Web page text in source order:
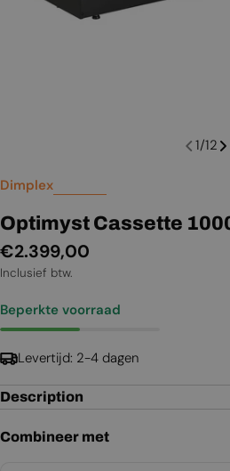
1/12
Dimplex
Optimyst Cassette
Normale
prijs
€2.399,00
Inclusief btw.
Beperkte voorraad
Levertijd: 2-4 dagen
Description
Combineer met